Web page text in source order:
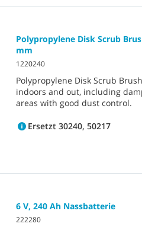
Polypropylene Disk Scrub
mm
1220240
Polypropylene Disk Scrub
indoors and out, including
areas with good dust control.
Ersetzt 30240, 50217
6 V, 240 Ah Nassbatterie
222280